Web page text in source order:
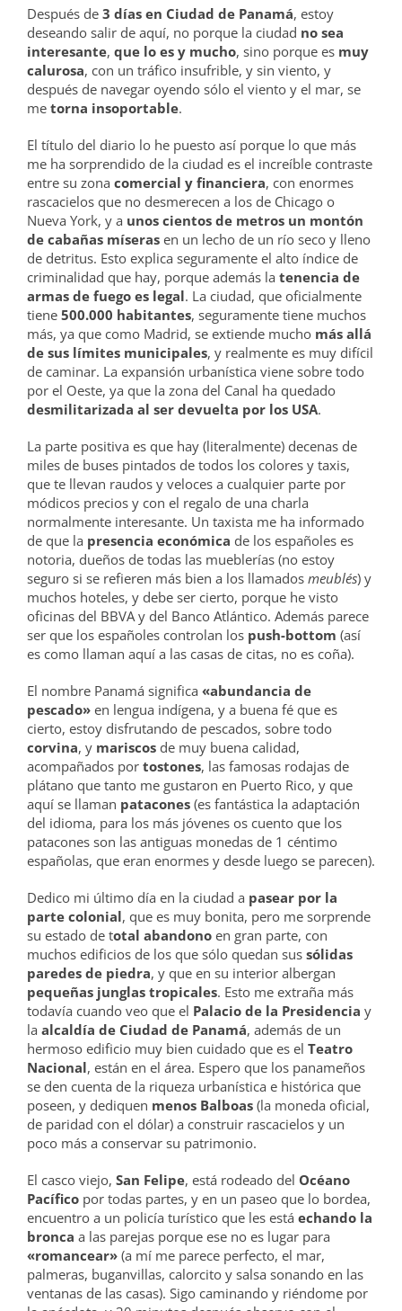
Después de 3 días en Ciudad de Panamá, estoy
deseando salir de aquí, no porque la ciudad no sea
interesante, que lo es y mucho, sino porque es muy
calurosa, con un tráfico insufrible, y sin viento, y
después de navegar oyendo sólo el viento y el mar, se
me torna insoportable.
El título del diario lo he puesto así porque lo que más
me ha sorprendido de la ciudad es el increíble contraste
entre su zona comercial y financiera, con enormes
rascacielos que no desmerecen a los de Chicago o
Nueva York, y a unos cientos de metros un montón
de cabañas míseras en un lecho de un río seco y lleno
de detritus. Esto explica seguramente el alto índice de
criminalidad que hay, porque además la tenencia de
armas de fuego es legal. La ciudad, que oficialmente
tiene 500.000 habitantes, seguramente tiene muchos
más, ya que como Madrid, se extiende mucho más allá
de sus límites municipales, y realmente es muy difícil
de caminar. La expansión urbanística viene sobre todo
por el Oeste, ya que la zona del Canal ha quedado
desmilitarizada al ser devuelta por los USA.
La parte positiva es que hay (literalmente) decenas de
miles de buses pintados de todos los colores y taxis,
que te llevan raudos y veloces a cualquier parte por
módicos precios y con el regalo de una charla
normalmente interesante. Un taxista me ha informado
de que la presencia económica de los españoles es
notoria, dueños de todas las mueblerías (no estoy
seguro si se refieren más bien a los llamados meublés) y
muchos hoteles, y debe ser cierto, porque he visto
oficinas del BBVA y del Banco Atlántico. Además parece
ser que los españoles controlan los push-bottom (así
es como llaman aquí a las casas de citas, no es coña).
El nombre Panamá significa «abundancia de
pescado» en lengua indígena, y a buena fé que es
cierto, estoy disfrutando de pescados, sobre todo
corvina, y mariscos de muy buena calidad,
acompañados por tostones, las famosas rodajas de
plátano que tanto me gustaron en Puerto Rico, y que
aquí se llaman patacones (es fantástica la adaptación
del idioma, para los más jóvenes os cuento que los
patacones son las antiguas monedas de 1 céntimo
españolas, que eran enormes y desde luego se parecen).
Dedico mi último día en la ciudad a pasear por la
parte colonial, que es muy bonita, pero me sorprende
su estado de total abandono en gran parte, con
muchos edificios de los que sólo quedan sus sólidas
paredes de piedra, y que en su interior albergan
pequeñas junglas tropicales. Esto me extraña más
todavía cuando veo que el Palacio de la Presidencia y
la alcaldía de Ciudad de Panamá, además de un
hermoso edificio muy bien cuidado que es el Teatro
Nacional, están en el área. Espero que los panameños
se den cuenta de la riqueza urbanística e histórica que
poseen, y dediquen menos Balboas (la moneda oficial,
de paridad con el dólar) a construir rascacielos y un
poco más a conservar su patrimonio.
El casco viejo, San Felipe, está rodeado del Océano
Pacífico por todas partes, y en un paseo que lo bordea,
encuentro a un policía turístico que les está echando la
bronca a las parejas porque ese no es lugar para
«romancear» (a mí me parece perfecto, el mar,
palmeras, buganvillas, calorcito y salsa sonando en las
ventanas de las casas). Sigo caminando y riéndome por